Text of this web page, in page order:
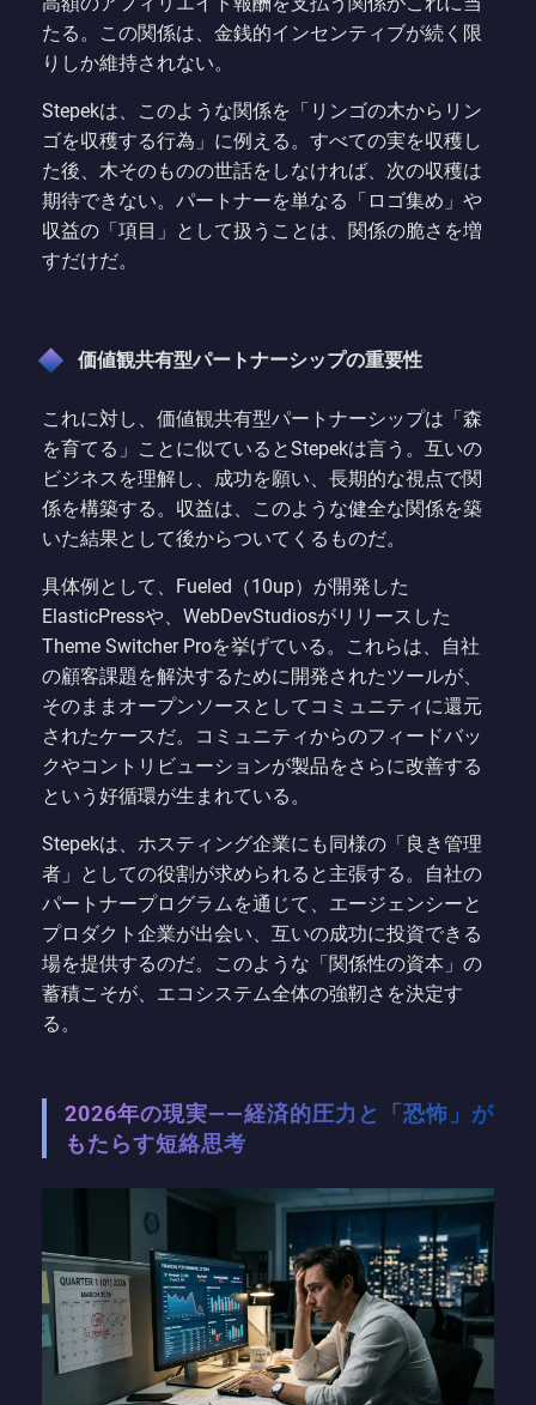
たる。この関係は、金銭的インセンティブが続く限
りしか維持されない。
Stepekは、このような関係を「リンゴの木からリン
ゴを収穫する行為」に例える。すべての実を収穫し
た後、木そのものの世話をしなければ、次の収穫は
期待できない。パートナーを単なる「ロゴ集め」や
収益の「項目」として扱うことは、関係の脆さを増
すだけだ。
価値観共有型パートナーシップの重要性
これに対し、価値観共有型パートナーシップは「森
を育てる」ことに似ているとStepekは言う。互いの
ビジネスを理解し、成功を願い、長期的な視点で関
係を構築する。収益は、このような健全な関係を築
いた結果として後からついてくるものだ。
具体例として、Fueled（10up）が開発した
ElasticPressや、WebDevStudiosがリリースした
Theme Switcher Proを挙げている。これらは、自社
の顧客課題を解決するために開発されたツールが、
そのままオープンソースとしてコミュニティに還元
されたケースだ。コミュニティからのフィードバッ
クやコントリビューションが製品をさらに改善する
という好循環が生まれている。
Stepekは、ホスティング企業にも同様の「良き管理
者」としての役割が求められると主張する。自社の
パートナープログラムを通じて、エージェンシーと
プロダクト企業が出会い、互いの成功に投資できる
場を提供するのだ。このような「関係性の資本」の
蓄積こそが、エコシステム全体の強靭さを決定す
る。
2026年の現実——経済的圧力と「恐怖」が
もたらす短絡思考